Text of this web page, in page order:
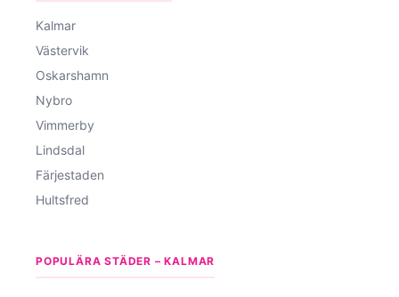
Kalmar
Västervik
Oskarshamn
Nybro
Vimmerby
Lindsdal
Färjestaden
Hultsfred
POPULÄRA STÄDER – KALMAR